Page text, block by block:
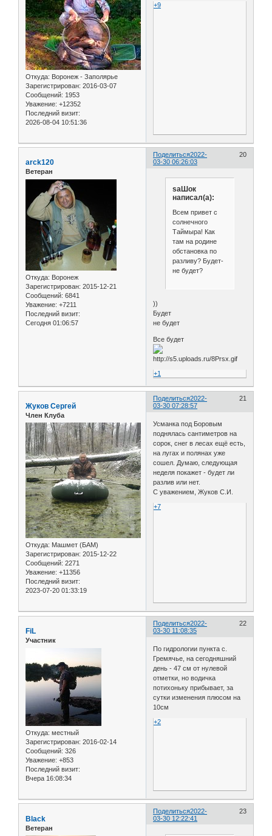
Откуда: Воронеж - Заполярье
Зарегистрирован: 2016-03-07
Сообщений: 1953
Уважение: +12352
Последний визит:
2026-08-04 10:51:36
+9
Поделиться 20
2022-
03-30 06:26:03
arck120
Ветеран
Откуда: Воронеж
Зарегистрирован: 2015-12-21
Сообщений: 6841
Уважение: +7211
Последний визит:
Сегодня 01:06:57
saШок
написал(а):
Всем привет с
солнечного
Таймыра! Как
там на родине
обстановка по
разливу? Будет-
не будет?
))
Будет
не будет
Все будет
+1
Поделиться 21
2022-
03-30 07:28:57
Жуков Сергей
Член Клуба
Откуда: Машмет (БАМ)
Зарегистрирован: 2015-12-22
Сообщений: 2271
Уважение: +11356
Последний визит:
2023-07-20 01:33:19
Усманка под Боровым
поднялась сантиметров на
сорок, снег в лесах ещё есть,
на лугах и полянах уже
сошел. Думаю, следующая
неделя покажет - будет ли
разлив или нет.
С уважением, Жуков С.И.
+7
Поделиться 22
2022-
03-30 11:08:35
FiL
Участник
Откуда: местный
Зарегистрирован: 2016-02-14
Сообщений: 326
Уважение: +853
Последний визит:
Вчера 16:08:34
По гидрологии пункта с.
Гремячье, на сегодняшний
день - 47 см от нулевой
отметки, но водичка
потихоньку прибывает, за
сутки изменения плюсом на
10см
+2
Поделиться 23
2022-
03-30 12:22:41
Black
Ветеран